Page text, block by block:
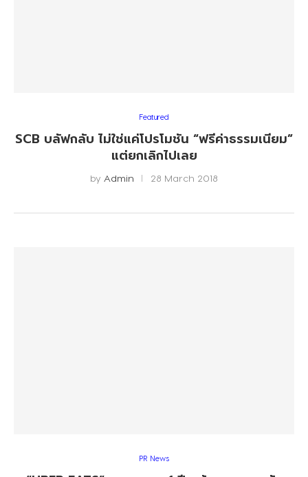
Featured
SCB บลัฟกลับ ไม่ใช่แค่โปรโมชัน “ฟรีค่าธรรมเนียม”
แต่ยกเลิกไปเลย
by Admin 28 March 2018
PR News